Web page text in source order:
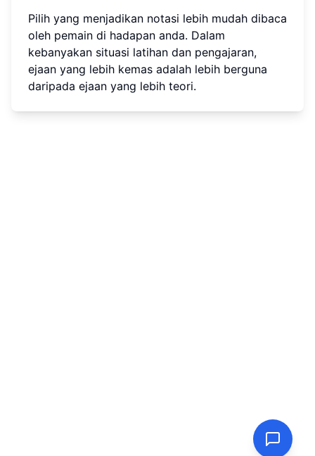
Pilih yang menjadikan notasi lebih mudah dibaca
oleh pemain di hadapan anda. Dalam
kebanyakan situasi latihan dan pengajaran,
ejaan yang lebih kemas adalah lebih berguna
daripada ejaan yang lebih teori.